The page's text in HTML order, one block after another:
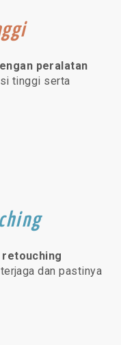
peralatan
tinggi serta
dan pastinya